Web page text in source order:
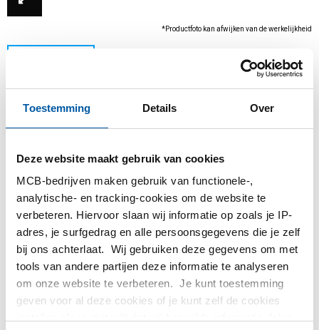
Toestemming Details Over
Deze website maakt gebruik van cookies
MCB-bedrijven maken gebruik van functionele-,
analytische- en tracking-cookies om de website te
verbeteren. Hiervoor slaan wij informatie op zoals je IP-
adres, je surfgedrag en alle persoonsgegevens die je zelf
bij ons achterlaat. Wij gebruiken deze gegevens om met
tools van andere partijen deze informatie te analyseren
om onze website te verbeteren. Je kunt toestemming
geven voor al deze cookies of je kunt zelf de cookies
*Productfoto kan afwijken van de werkelijkheid
Dit product kan niet online besteld worden, voor
meer informatie kunt u afdeling Verkoop
contacteren.
Bestel met uw eigen artikelnummers
Calculeren met actuele MCB-prijzen
Volg uw order via Track&Trace